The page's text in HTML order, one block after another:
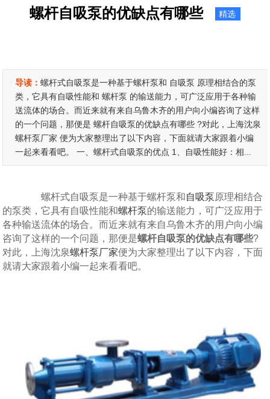
螺杆自吸泵的优缺点有哪些 精选
导读：螺杆式自吸泵是一种基于螺杆泵和 自吸泵 原理相结合的泵
类，它具有自吸性能和 螺杆泵 的输送能力，可广泛应用于各种输
送流体的场合。而近来就有来自乌鲁木齐的用户向小编咨询了这样
的一个问题，那便是 螺杆自吸泵的优缺点有哪些 ?对此，上海沈泉
螺杆泵厂家 便为大家整理出了以下内容，下面就请大家跟着小编
一起来看看吧。 一、螺杆式自吸泵的优点 1、自吸性能好：相...
螺杆式自吸泵是一种基于螺杆泵和自吸泵原理相结合
的泵类，它具有自吸性能和螺杆泵的输送能力，可广泛应用于
各种输送流体的场合。而近来就有来自乌鲁木齐的用户向小编
咨询了这样的一个问题，那便是螺杆自吸泵的优缺点有哪些?
对此，上海沈泉螺杆泵厂家便为大家整理出了以下内容，下面
就请大家跟着小编一起来看看吧。